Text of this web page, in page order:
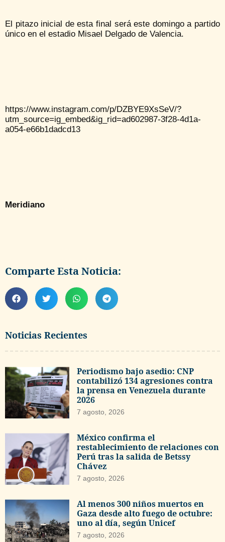
Noticias Recientes
Periodismo bajo asedio: CNP
contabilizó 134 agresiones contra
la prensa en Venezuela durante
2026
7 agosto, 2026
México confirma el
restablecimiento de relaciones con
Perú tras la salida de Betssy
Chávez
7 agosto, 2026
Al menos 300 niños muertos en
Gaza desde alto fuego de octubre:
uno al día, según Unicef
7 agosto, 2026
El pitazo inicial de esta final será este domingo a partido
único en el estadio Misael Delgado de Valencia.
https://www.instagram.com/p/DZBYE9XsSeV/?
utm_source=ig_embed&ig_rid=ad602987-3f28-4d1a-
a054-e66b1dadcd13
Meridiano
Comparte Esta Noticia: